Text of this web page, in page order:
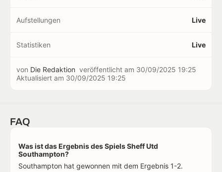
Aufstellungen Live
Statistiken Live
von Die Redaktion veröffentlicht am 30/09/2025 19:25
Aktualisiert am 30/09/2025 19:25
FAQ
Was ist das Ergebnis des Spiels Sheff Utd
Southampton?
Southampton hat gewonnen mit dem Ergebnis 1-2.